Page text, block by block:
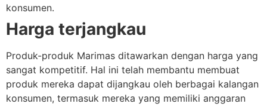
konsumen.
Harga terjangkau
Produk-produk Marimas ditawarkan dengan harga yang
sangat kompetitif. Hal ini telah membantu membuat
produk mereka dapat dijangkau oleh berbagai kalangan
konsumen, termasuk mereka yang memiliki anggaran